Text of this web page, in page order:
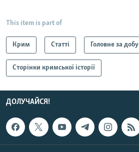
This item is part of
Крим Статті Головне за добу
Сторінки кримської історії
ДОЛУЧАЙСЯ!